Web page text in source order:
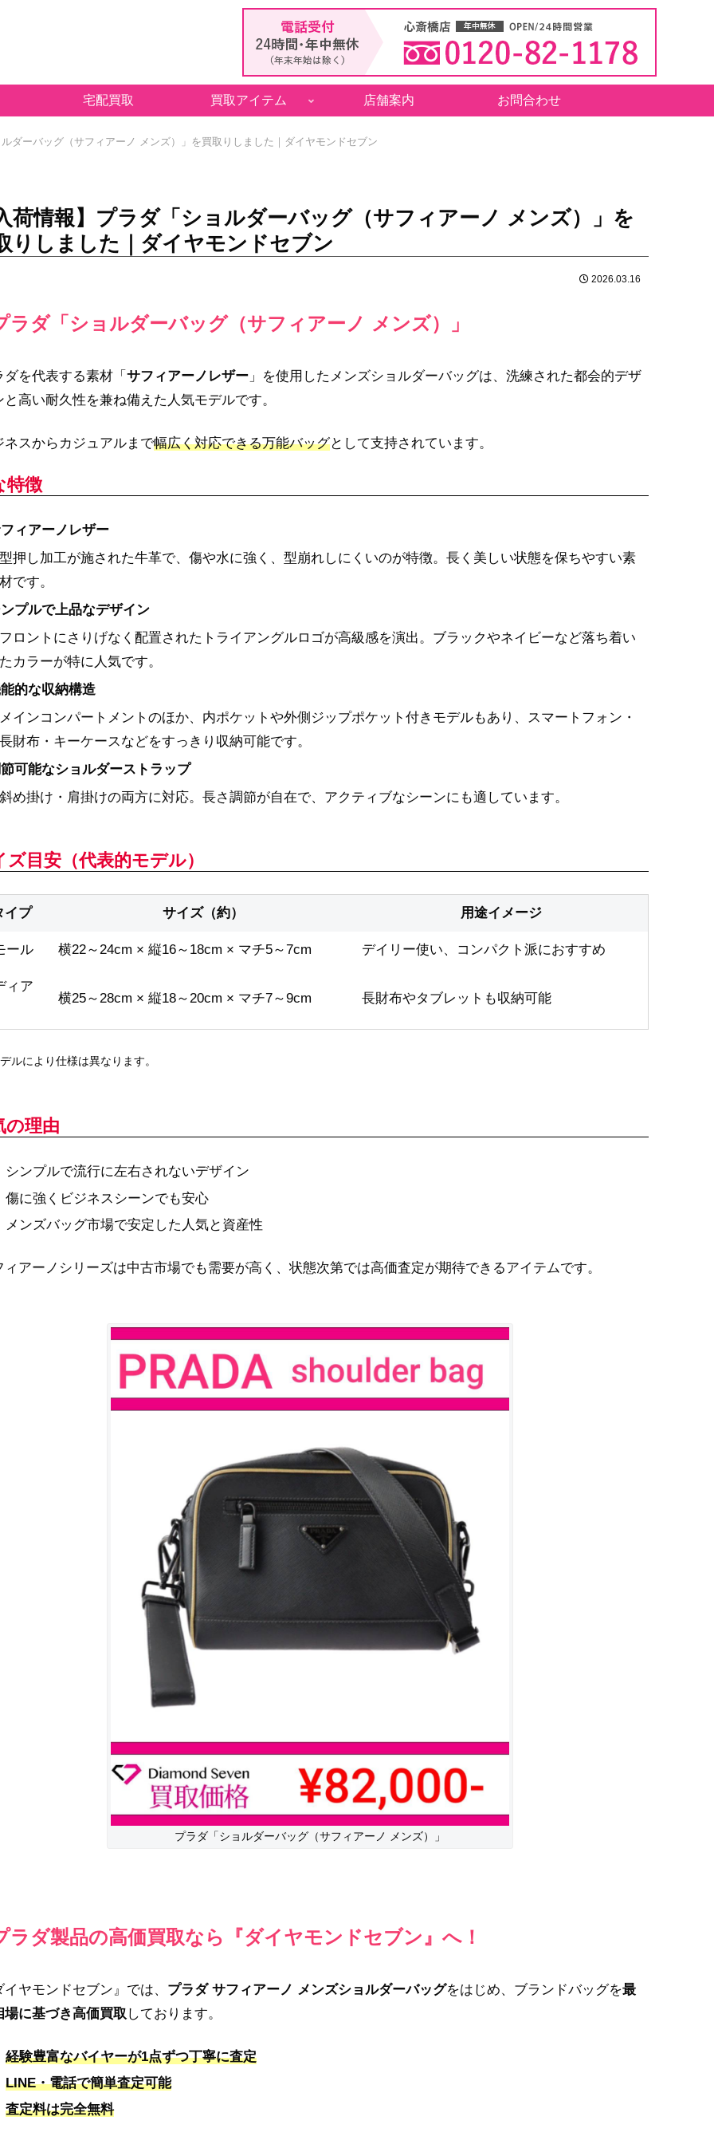
宅配買取 買取アイテム 店舗案内 お問合わせ
ダーバッグ（サフィアーノ メンズ）」を買取りしました｜ダイヤモンドセブン
荷情報】プラダ「ショルダーバッグ（サフィアーノ メンズ）」を
りしました｜ダイヤモンドセブン
2026.03.16
ラダ「ショルダーバッグ（サフィアーノ メンズ）」
ダを代表する素材「 サフィアーノレザー 」を使用したメンズショルダーバッグは、洗練された都会的デザ
と高い耐久性を兼ね備えた人気モデルです。
ネスからカジュアルまで幅広く対応できる万能バッグとして支持されています。
特徴
ィアーノレザー
型押し加工が施された牛革で、傷や水に強く、型崩れしにくいのが特徴。長く美しい状態を保ちやすい素
材です。
プルで上品なデザイン
フロントにさりげなく配置されたトライアングルロゴが高級感を演出。ブラックやネイビーなど落ち着い
たカラーが特に人気です。
的な収納構造
メインコンパートメントのほか、内ポケットや外側ジップポケット付きモデルもあり、スマートフォン・
長財布・キーケースなどをすっきり収納可能です。
可能なショルダーストラップ
斜め掛け・肩掛けの両方に対応。長さ調節が自在で、アクティブなシーンにも適しています。
ズ目安（代表的モデル）
イプ サイズ（約） 用途イメージ
ール 横22～24cm × 縦16～18cm × マチ5～7cm デイリー使い、コンパクト派におすすめ
ィア
横25～28cm × 縦18～20cm × マチ7～9cm 長財布やタブレットも収納可能
ルにより仕様は異なります。
の理由
シンプルで流行に左右されないデザイン
傷に強くビジネスシーンでも安心
メンズバッグ市場で安定した人気と資産性
ィアーノシリーズは中古市場でも需要が高く、状態次第では高価査定が期待できるアイテムです。
プラダ「ショルダーバッグ（サフィアーノ メンズ）」
ラダ製品の高価買取なら『ダイヤモンドセブン』へ！
イヤモンドセブン』では、 プラダ サフィアーノ メンズショルダーバッグをはじめ、ブランドバッグを最
場に基づき高価買取 しております。
経験豊富なバイヤーが1点ずつ丁寧に査定
LINE・電話で簡単査定可能
査定料は完全無料